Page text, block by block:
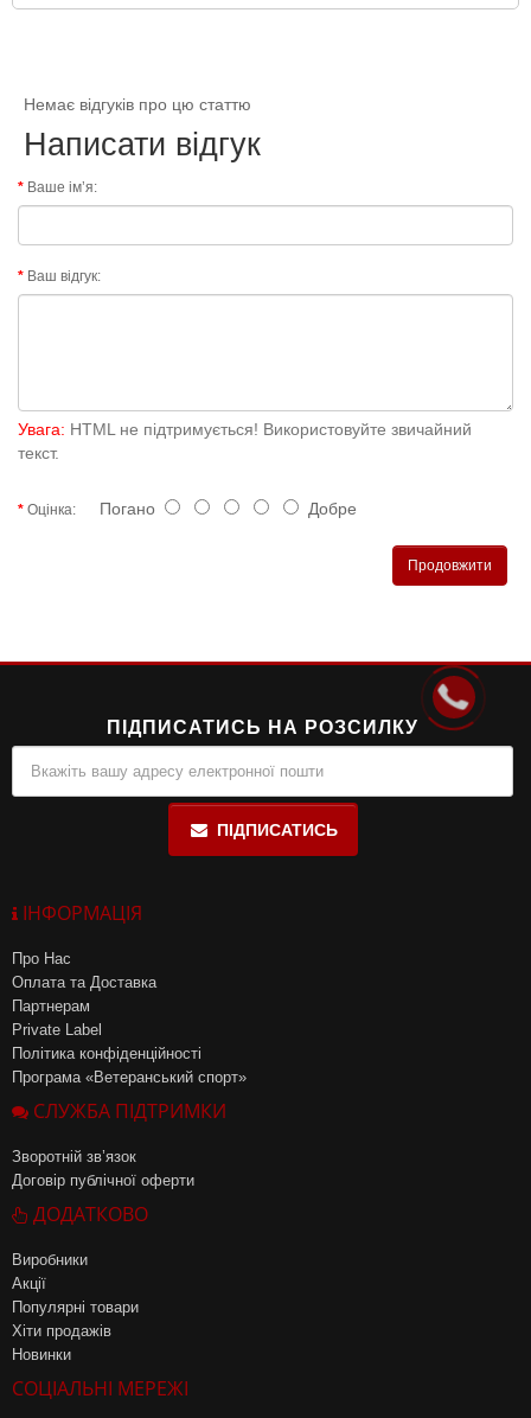
Немає відгуків про цю статтю
Написати відгук
Ваше ім’я:
Ваш відгук:
Увага: HTML не підтримується! Використовуйте звичайний
текст.
Оцінка: Погано Добре
Продовжити
ПІДПИСАТИСЬ НА РОЗСИЛКУ
ПІДПИСАТИСЬ
ІНФОРМАЦІЯ
Про Нас
Оплата та Доставка
Партнерам
Private Label
Політика конфіденційності
Програма «Ветеранський спорт»
СЛУЖБА ПІДТРИМКИ
Зворотній зв’язок
Договір публічної оферти
ДОДАТКОВО
Виробники
Акції
Популярні товари
Хіти продажів
Новинки
СОЦІАЛЬНІ МЕРЕЖІ